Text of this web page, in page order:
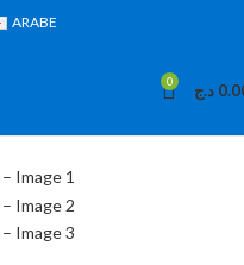
ARABE
0 د.ج